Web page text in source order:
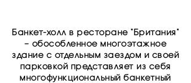
Банкет-холл в ресторане "Британия"
– обособленное многоэтажное
здание с отдельным заездом и своей
парковкой представляет из себя
многофункциональный банкетный